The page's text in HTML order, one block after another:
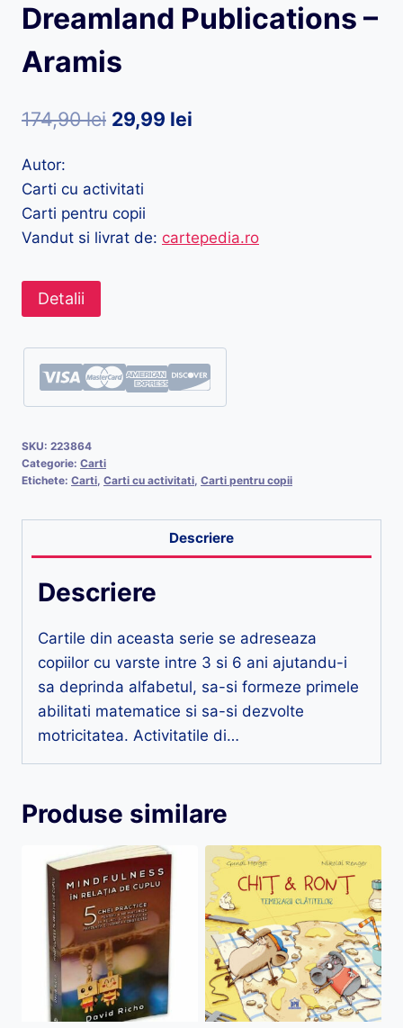
Dreamland Publications –
Aramis
174,90lei Prețul
a
fost:
174,90 lei.
29,99 lei
Autor:
Carti cu activitati
Carti pentru copii
Vandut si livrat de: cartepedia.ro
Detalii
SKU: 223864
Categorie: Carti
Etichete: Carti Carti cu activitati Carti pentru copii
Descriere
Descriere
Cartile din aceasta serie se adreseaza
copiilor cu varste intre 3 si 6 ani ajutandu-i
sa deprinda alfabetul, sa-si formeze primele
abilitati matematice si sa-si dezvolte
motricitatea. Activitatile di…
Produse similare